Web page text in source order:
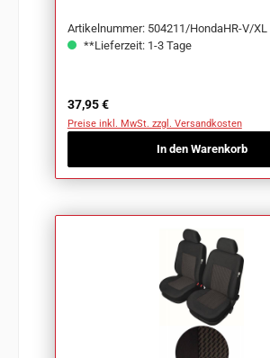
Artikelnummer: 504211/HondaHR-V/XL
**Lieferzeit: 1-3 Tage
Regulärer Preis:
37,95 €
Preise inkl. MwSt. zzgl. Versandkosten
In den Warenkorb